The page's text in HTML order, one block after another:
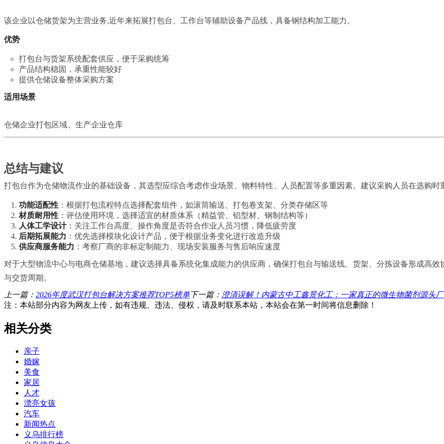
该企业以仓储货架为主营业务,近年来拓展打包台、工作台等辅助设备产品线，具备钢结构加工能力。
优势
打包台与货架系统配套供应，便于采购统筹
产品结构稳固，承重性能较好
提供仓储设备整体采购方案
适用场景
仓储企业打包区域、生产企业仓库
总结与建议
打包台作为仓储物流作业的基础设备，其选型应综合考虑作业场景、物料特性、人员配置等多重因素。建议采购人员在选购时
功能适配性 ：根据打包流程特点选择配套组件，如滚筒输送、打包卷支架、分类存储区等
材质耐用性 ：评估使用环境，选择适宜的材质体系（精益管、铝型材、钢制结构等）
人体工学设计：关注工作台高度、操作角度是否符合作业人员习惯，降低疲劳度
后期拓展能力 ：优先选择模块化设计产品，便于根据业务变化进行改造升级
供应商服务能力 ：考察厂商的非标定制能力、现场安装服务与售后响应速度
对于大型物流中心与电商仓储基地，建议选择具备系统化集成能力的供应商，确保打包台与输送线、货架、分拣设备形成高
与交货周期。
上一篇： 2026年度武汉打包台解决方案推荐TOP5榜单下一篇： 澄清误解！内蒙古中工鑫景化工：一家真正的微生物菌剂源头
注：本站部分内容为网友上传，如有违规、违法、侵权，请及时联系本站，本站会在第一时间将信息删除！
相关分类
亲子
婚嫁
美食
家居
人才
漂亮女孩
汽车
新闻热点
义乌排行榜